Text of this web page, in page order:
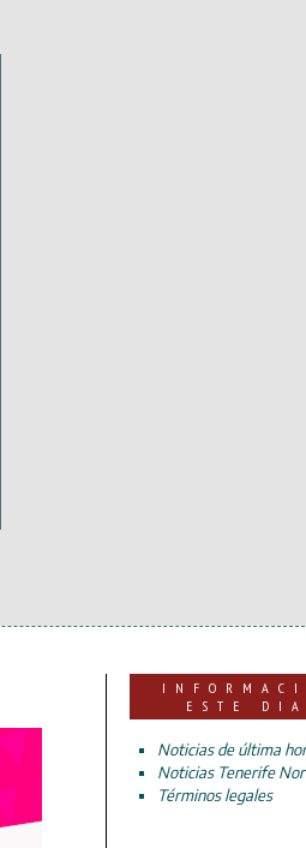
ESTE
Noticias de última
Noticias Tenerife
Términos legales